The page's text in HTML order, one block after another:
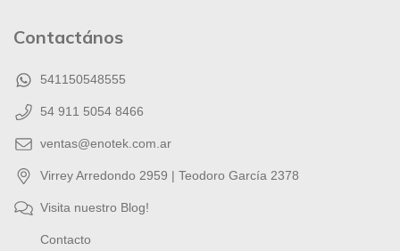
Contactános
541150548555
54 911 5054 8466
ventas@enotek.com.ar
Virrey Arredondo 2959 | Teodoro García 2378
Visita nuestro Blog!
Contacto